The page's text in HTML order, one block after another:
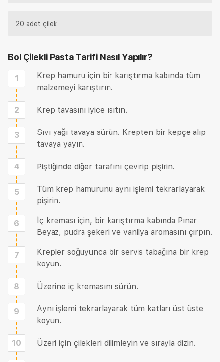
20 adet çilek
Bol Çilekli Pasta Tarifi Nasıl Yapılır?
1
Krep hamuru için bir karıştırma kabında tüm
malzemeyi karıştırın.
2 Krep tavasını iyice ısıtın.
3
Sıvı yağı tavaya sürün. Krepten bir kepçe alıp
tavaya yayın.
4 Piştiğinde diğer tarafını çevirip pişirin.
5
Tüm krep hamurunu aynı işlemi tekrarlayarak
pişirin.
6
İç kreması için, bir karıştırma kabında Pınar
Beyaz, pudra şekeri ve vanilya aromasını çırpın.
7
Krepler soğuyunca bir servis tabağına bir krep
koyun.
8 Üzerine iç kremasını sürün.
9
Aynı işlemi tekrarlayarak tüm katları üst üste
koyun.
10 Üzeri için çilekleri dilimleyin ve sırayla dizin.